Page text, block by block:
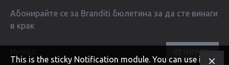
Абонирайте се за Branditi бюлетина за да сте винаги
в крак
ИЗПРАТИ
This is the sticky Notification module. You can use it